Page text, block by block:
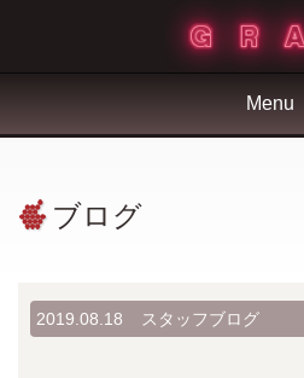
Menu
ブログ
2019.08.18 スタッフブログ